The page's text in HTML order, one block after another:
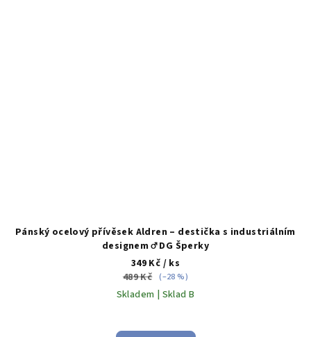
Pánský ocelový přívěsek Aldren – destička s industriálním
designem ♂️ DG Šperky
349 Kč / ks
489 Kč (–28 %)
Skladem | Sklad B